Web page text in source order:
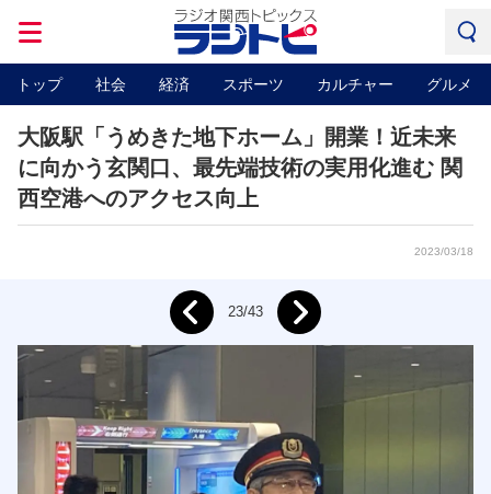
トップ 社会 経済 スポーツ カルチャー グルメ
大阪駅「うめきた地下ホーム」開業！近未来
に向かう玄関口、最先端技術の実用化進む 関
西空港へのアクセス向上
2023/03/18
Prev 23/43 Next